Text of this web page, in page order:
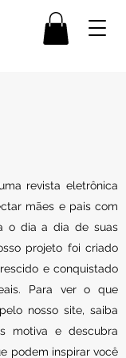
revista eletrônica
mães e pais com
o dia a dia de suas
projeto foi criado
e conquistado
Para ver o que
nosso site, saiba
motiva e descubra
podem inspirar você